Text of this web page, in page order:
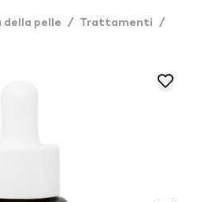
della pelle / Trattamenti
/